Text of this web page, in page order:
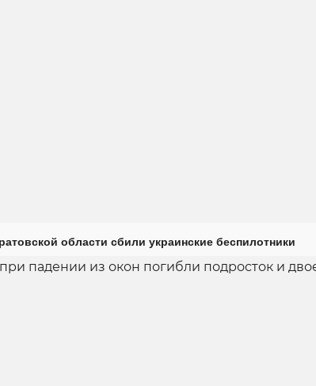
области сбили украинские беспилотники